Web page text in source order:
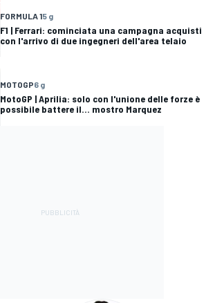
FORMULA 15 g
F1 | Ferrari: cominciata una campagna acquisti
con l'arrivo di due ingegneri dell'area telaio
MOTOGP6 g
MotoGP | Aprilia: solo con l'unione delle forze è
possibile battere il... mostro Marquez